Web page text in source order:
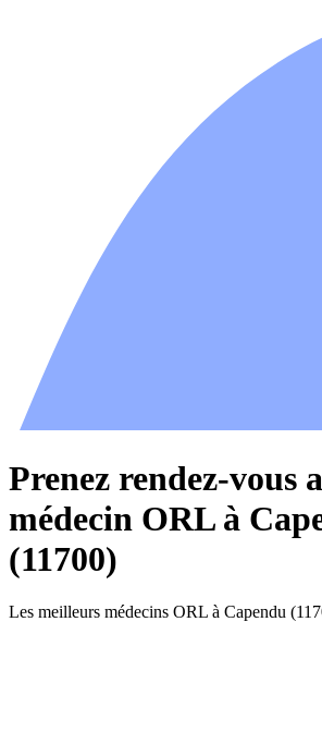
Prenez rendez-vous
médecin ORL à
(11700)
Les meilleurs médecins ORL à Capendu